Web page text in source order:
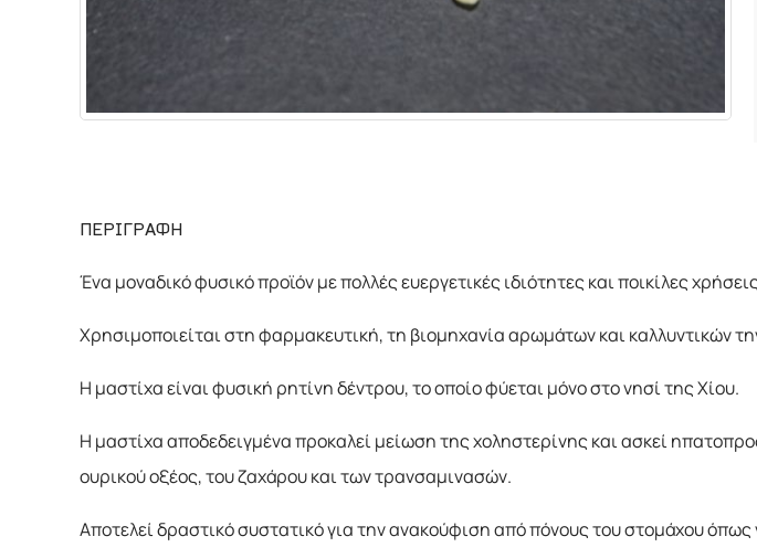
ΠΕΡΙΓΡΑΦΗ
Ένα μοναδικό φυσικό προϊόν με πολλές ευεργετικές ιδιότητες και ποικίλες
Χρησιμοποιείται στη φαρμακευτική, τη βιομηχανία αρωμάτων και καλλυντικών
Η μαστίχα είναι φυσική ρητίνη δέντρου, το οποίο φύεται μόνο στο νησί της Χίου.
Η μαστίχα αποδεδειγμένα προκαλεί μείωση της χοληστερίνης και ασκεί
ουρικού οξέος, του ζαχάρου και των τρανσαμινασών.
Αποτελεί δραστικό συστατικό για την ανακούφιση από πόνους του στομάχου